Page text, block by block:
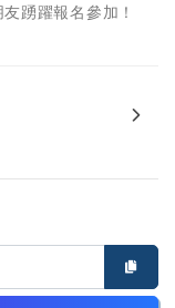
踴躍報名參加！